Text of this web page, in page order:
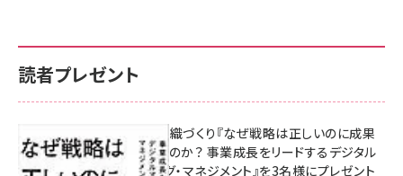
読者プレゼント
成果を生む組織づくり『なぜ戦略は正しいのに成果
があがらないのか？ 事業成長をリードするデジタル
マーケティング・マネジメント』を3名様にプレゼント